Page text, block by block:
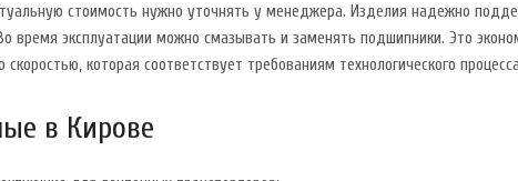
стоимость нужно уточнять у менеджера. Изделия надежно
время эксплуатации можно смазывать и заменять подшипники. Это
которая соответствует требованиям технологического
в Кирове